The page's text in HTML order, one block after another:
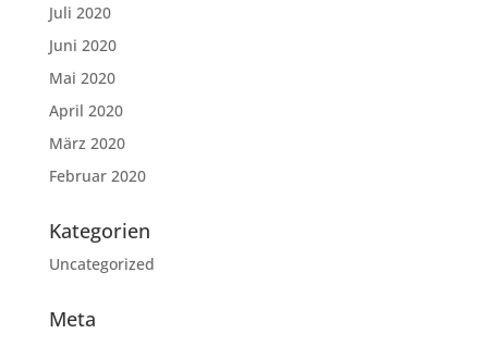
Juli 2020
Juni 2020
Mai 2020
April 2020
März 2020
Februar 2020
Kategorien
Uncategorized
Meta